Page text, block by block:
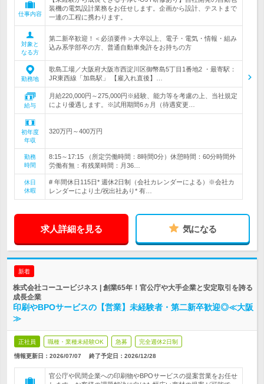
仕事内容
装機の電気設計業務をお任せします。企画から設計、テストまで
一連の工程に携わります。
対象と
なる方
第二新卒歓迎！＜必須要件＞大卒以上、電子・電気・情報・組み
込み系学部卒の方、普通自動車免許をお持ちの方
勤務地
歌島工場／大阪府大阪市西淀川区御幣島5丁目1番地2 ・最寄駅：
JR東西線「加島駅」 【雇入れ直後】…
給与
月給220,000円～275,000円※経験、能力等を考慮の上、当社規定
により優遇します。※試用期間6ヵ月（待遇変更…
初年度
年収
320万円～400万円
勤務
時間
8:15～17:15 （所定労働時間：8時間0分）休憩時間：60分時間外
労働有無：有残業時間：月36…
休日
休暇
# 年間休日115日* 週休2日制（会社カレンダーによる）※会社カ
レンダーにより土/祝出社あり* 有…
求人詳細を見る 気になる
新着
株式会社コーユービジネス | 創業65年！官公庁や大手企業と安定取引を誇る
成長企業
印刷やBPOサービスの【営業】未経験者・第二新卒歓迎◎≪大阪
≫
正社員 職種・業種未経験OK 急募 完全週休2日制
情報更新日：2026/07/07 終了予定日： 2026/12/28
官公庁や民間企業への印刷物やBPOサービスの提案営業をお任せ